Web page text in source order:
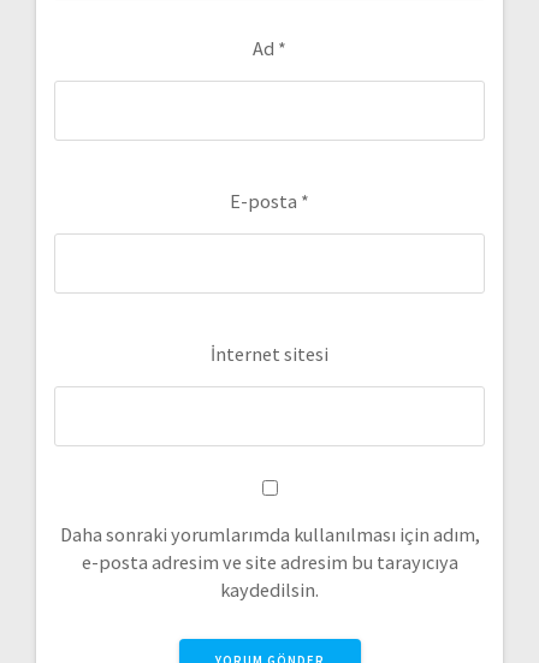
Ad *
E-posta *
İnternet sitesi
Daha sonraki yorumlarımda kullanılması için adım,
e-posta adresim ve site adresim bu tarayıcıya
kaydedilsin.